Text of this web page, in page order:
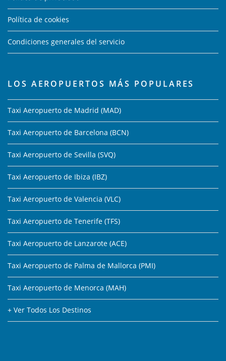
Política de cookies
Condiciones generales del servicio
LOS AEROPUERTOS MÁS POPULARES
Taxi Aeropuerto de Madrid (MAD)
Taxi Aeropuerto de Barcelona (BCN)
Taxi Aeropuerto de Sevilla (SVQ)
Taxi Aeropuerto de Ibiza (IBZ)
Taxi Aeropuerto de Valencia (VLC)
Taxi Aeropuerto de Tenerife (TFS)
Taxi Aeropuerto de Lanzarote (ACE)
Taxi Aeropuerto de Palma de Mallorca (PMI)
Taxi Aeropuerto de Menorca (MAH)
+ Ver Todos Los Destinos